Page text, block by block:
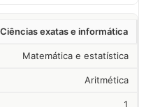
Ciências exatas e informática
Matemática e estatística
Aritmética
1